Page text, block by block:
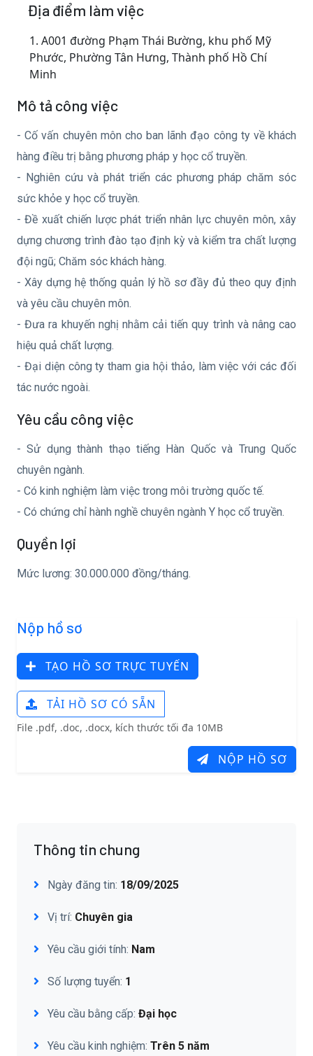
Địa điểm làm việc
1. A001 đường Phạm Thái Bường, khu phố Mỹ
Phước, Phường Tân Hưng, Thành phố Hồ Chí
Minh
Mô tả công việc
- Cố vấn chuyên môn cho ban lãnh đạo công ty về khách
hàng điều trị bằng phương pháp y học cổ truyền.
- Nghiên cứu và phát triển các phương pháp chăm sóc
sức khỏe y học cổ truyền.
- Đề xuất chiến lược phát triển nhân lực chuyên môn, xây
dựng chương trình đào tạo định kỳ và kiểm tra chất lượng
đội ngũ; Chăm sóc khách hàng.
- Xây dựng hệ thống quản lý hồ sơ đầy đủ theo quy định
và yêu cầu chuyên môn.
- Đưa ra khuyến nghị nhằm cải tiến quy trình và nâng cao
hiệu quả chất lượng.
- Đại diện công ty tham gia hội thảo, làm việc với các đối
tác nước ngoài.
Yêu cầu công việc
- Sử dụng thành thạo tiếng Hàn Quốc và Trung Quốc
chuyên ngành.
- Có kinh nghiệm làm việc trong môi trường quốc tế.
- Có chứng chỉ hành nghề chuyên ngành Y học cổ truyền.
Quyền lợi
Mức lương: 30.000.000 đồng/tháng.
Nộp hồ sơ
TẠO HỒ SƠ TRỰC TUYẾN
TẢI HỒ SƠ CÓ SẴN
File .pdf, .doc, .docx, kích thước tối đa 10MB
NỘP HỒ SƠ
Thông tin chung
Ngày đăng tin: 18/09/2025
Vị trí: Chuyên gia
Yêu cầu giới tính: Nam
Số lượng tuyển: 1
Yêu cầu bằng cấp: Đại học
Yêu cầu kinh nghiệm: Trên 5 năm